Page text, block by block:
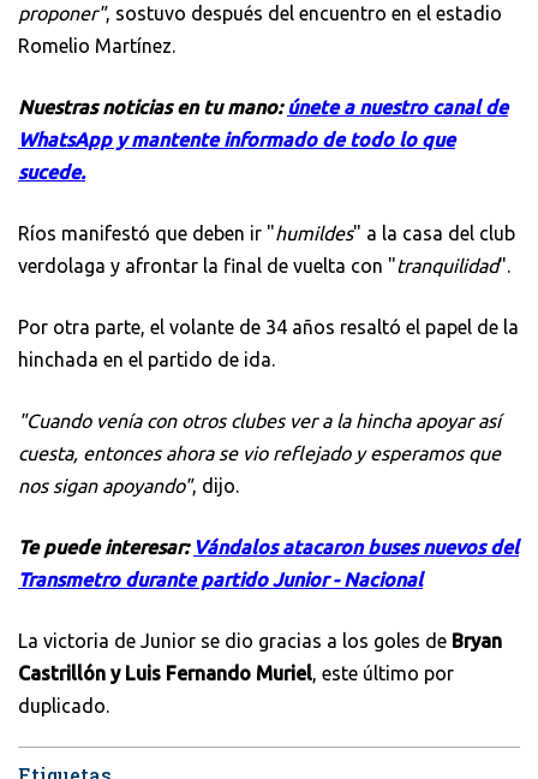
proponer", sostuvo después del encuentro en el estadio
Romelio Martínez.
Nuestras noticias en tu mano:únete a nuestro canal de
WhatsApp y mantente informado de todo lo que
sucede.
Ríos manifestó que deben ir "humildes" a la casa del club
verdolaga y afrontar la final de vuelta con "tranquilidad".
Por otra parte, el volante de 34 años resaltó el papel de la
hinchada en el partido de ida.
"Cuando venía con otros clubes ver a la hincha apoyar así
cuesta, entonces ahora se vio reflejado y esperamos que
nos sigan apoyando", dijo.
Te puede interesar: Vándalos atacaron buses nuevos del
Transmetro durante partido Junior - Nacional
La victoria de Junior se dio gracias a los goles de Bryan
Castrillón y Luis Fernando Muriel, este último por
duplicado.